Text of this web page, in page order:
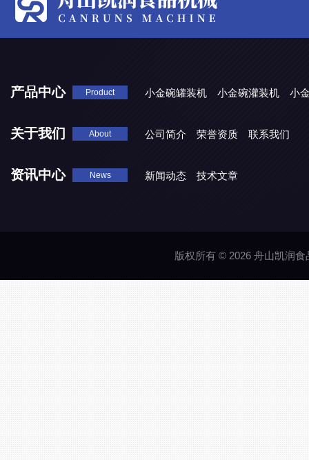
产品中心 Product 小金碗罐装机 小金碗灌装机 小
关于我们 About 公司简介 荣誉资质 联系我们
资讯中心 News 新闻动态 技术文章
版权所有 © 2026 舟山凯润